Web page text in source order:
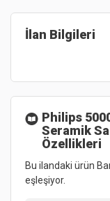
İlan Bilgileri
Philips
Seramik
Özellikleri
Bu ilandaki ürün
eşleşiyor.